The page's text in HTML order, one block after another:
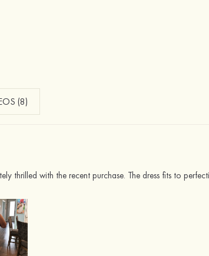
(8)
thrilled with the recent purchase. The dress fits to